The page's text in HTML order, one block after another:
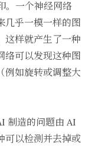
。一个神经网络
几乎一模一样的图
这样就产生了一种
络可以发现这种图
例如旋转或调整大
制造的问题由 AI
可以检测并去掉或